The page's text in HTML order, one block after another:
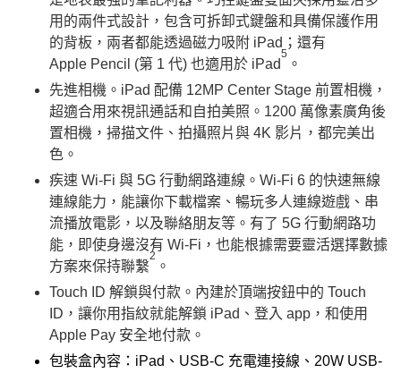
用的兩件式設計，包含可拆卸式鍵盤和具備保護作用
的背板，兩者都能透過磁力吸附 iPad；還有
Apple Pencil (第 1 代) 也適用於 iPad
5
。
先進相機。iPad 配備 12MP Center Stage 前置相機，
超適合用來視訊通話和自拍美照。1200 萬像素廣角後
置相機，掃描文件、拍攝照片與 4K 影片，都完美出
色。
疾速 Wi-Fi 與 5G 行動網路連線。Wi-Fi 6 的快速無線
連線能力，能讓你下載檔案、暢玩多人連線遊戲、串
流播放電影，以及聯絡朋友等。有了 5G 行動網路功
能，即使身邊沒有 Wi-Fi，也能根據需要靈活選擇數據
方案來保持聯繫
2
。
Touch ID 解鎖與付款。 內建於頂端按鈕中的 Touch
ID，讓你用指紋就能解鎖 iPad、登入 app，和使用
Apple Pay 安全地付款。
包裝盒內容：iPad、USB-C 充電連接線、20W USB-